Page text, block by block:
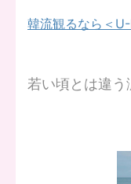
韓流観るなら＜U-
若い頃とは違う